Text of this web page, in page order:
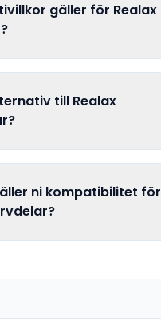
gäller för Realax
till Realax
ni kompatibilitet för